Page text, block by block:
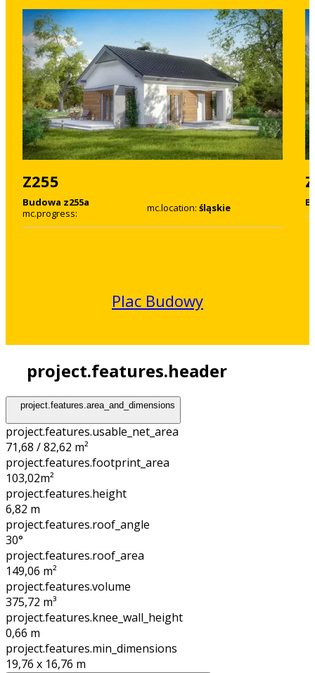
Z255
Budowa z255a
mc.progress:
mc.location: śląskie
Plac Budowy
project.features.header
project.features.area_and_dimensions
project.features.usable_net_area
71,68 / 82,62 m²
project.features.footprint_area
103,02m²
project.features.height
6,82 m
project.features.roof_angle
30°
project.features.roof_area
149,06 m²
project.features.volume
375,72 m³
project.features.knee_wall_height
0,66 m
project.features.min_dimensions
19,76 x 16,76 m